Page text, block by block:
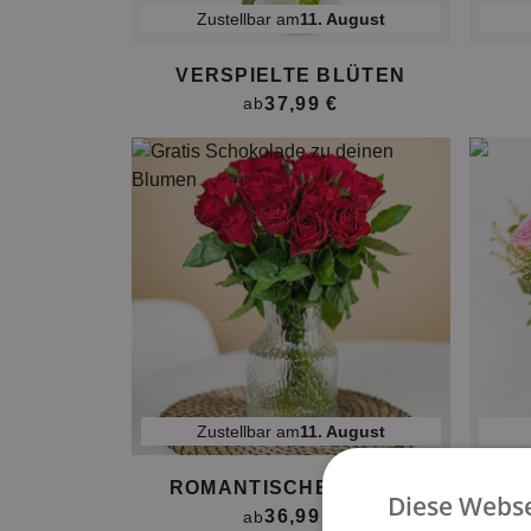
Zustellbar am11. August
VERSPIELTE BLÜTEN
ab37,99 €
Zustellbar am11. August
ROMANTISCHE ROSEN
ab36,99 € Diese